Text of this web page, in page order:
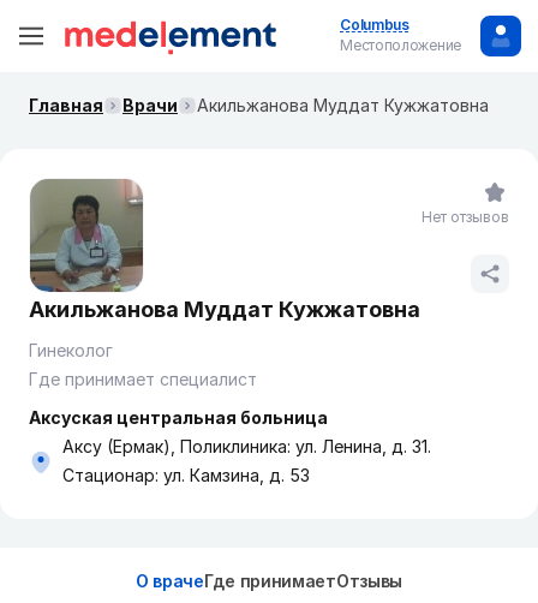
Columbus
Местоположение
Главная Врачи Акильжанова Муддат Кужжатовна
Акильжанова Муддат Кужжатовна
Гинеколог
Где принимает специалист
Аксуская центральная больница
Аксу (Ермак), Поликлиника: ул. Ленина, д. 31.
Стационар: ул. Камзина, д. 53
Нет отзывов
О врачеГде принимаетОтзывы